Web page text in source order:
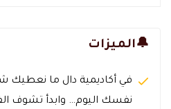
🔔الميزات
في أكاديمية دال ما
نفسك اليوم… وابدأ تشوف